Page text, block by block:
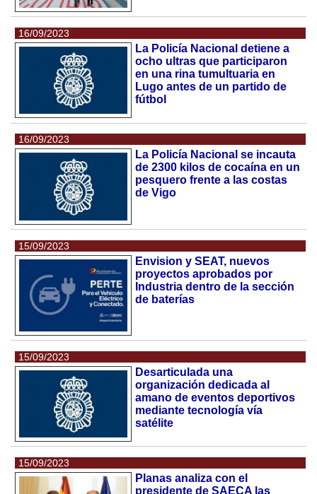
16/09/2023
La Policía Nacional detiene a
ocho ultras que participaron
en una rina tumultuaria en
Lugo antes de un partido de
fútbol
16/09/2023
La Policía Nacional se incauta
de 2300 kilos de cocaína en un
pesquero frente a las costas
de Vigo
15/09/2023
Envision y SEAT, nuevos
proyectos aprobados por
Industria dentro de la sección
de baterías
15/09/2023
Desarticulada una
organización dedicada al
amano de eventos deportivos
mediante tecnología vía
satélite
15/09/2023
Planas analiza con el
presidente de SAECA las